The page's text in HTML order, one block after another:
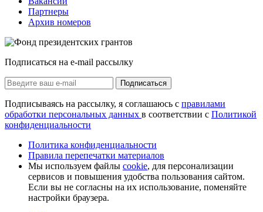
Партнеры
Архив номеров
Подписаться на e-mail рассылку
Подписаться
Подписываясь на рассылку, я соглашаюсь с правилами
обработки персональных данных в соответствии с Политикой
конфиденциальности
Политика конфиденциальности
Правила перепечатки материалов
Мы используем файлы cookie, для персонализации
сервисов и повышения удобства пользования сайтом.
Если вы не согласны на их использование, поменяйте
настройки браузера.